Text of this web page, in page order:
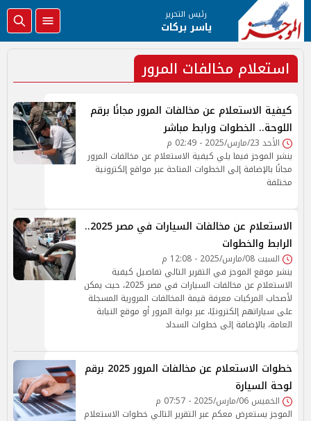
رئيس التحرير
ياسر بركات
استعلام مخالفات المرور
كيفية الاستعلام عن مخالفات المرور مجانًا برقم
اللوحة.. الخطوات ورابط مباشر
الأحد 23/مارس/2025 - 02:49 م
ينشر الموجز فيما يلي كيفية الاستعلام عن مخالفات المرور
مجانًا بالإضافة إلى الخطوات المتاحة عبر مواقع إلكترونية
مختلفة
الاستعلام عن مخالفات السيارات في مصر 2025..
الرابط والخطوات
السبت 08/مارس/2025 - 12:08 م
ينشر موقع الموجز في التقرير التالي تفاصيل كيفية
الاستعلام عن مخالفات السيارات في مصر 2025، حيث يمكن
لأصحاب المركبات معرفة قيمة المخالفات المرورية المسجلة
على سياراتهم إلكترونيًا، عبر بوابة المرور أو موقع النيابة
العامة، بالإضافة إلى خطوات السداد
خطوات الاستعلام عن مخالفات المرور 2025 برقم
لوحة السيارة
الخميس 06/مارس/2025 - 07:57 م
الموجز يستعرض معكم عبر التقرير التالي خطوات الاستعلام